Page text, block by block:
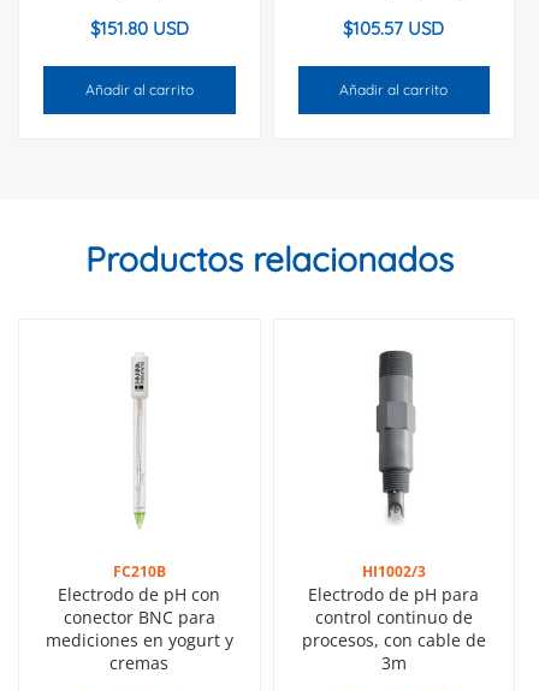
$151.80 USD
Añadir al carrito
$105.57 USD
Añadir al carrito
Productos relacionados
FC210B
Electrodo de pH con
conector BNC para
mediciones en yogurt y
cremas
HI1002/3
Electrodo de pH para
control continuo de
procesos, con cable de
3m